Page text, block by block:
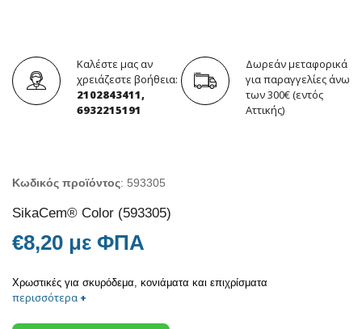
Καλέστε μας αν
χρειάζεστε βοήθεια:
2102843411,
6932215191
Δωρεάν μεταφορικά
για παραγγελίες άνω
των 300€ (εντός
Αττικής)
Κωδικός προϊόντος: 593305
SikaCem® Color (593305)
€8,20 με ΦΠΑ
Χρωστικές για σκυρόδεμα, κονιάματα και επιχρίσματα
περισσότερα +